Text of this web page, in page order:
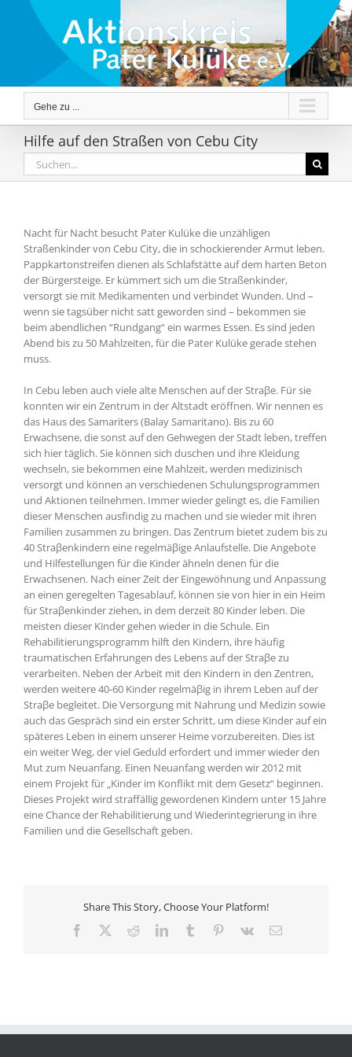
Gehe zu ...
Hilfe auf den Straßen von Cebu City
Suche
nach:
Nacht für Nacht besucht Pater Kulüke die unzähligen
Straßenkinder von Cebu City, die in schockierender Armut leben.
Pappkartonstreifen dienen als Schlafstätte auf dem harten Beton
der Bürgersteige. Er kümmert sich um die Straßenkinder,
versorgt sie mit Medikamenten und verbindet Wunden. Und –
wenn sie tagsüber nicht satt geworden sind – bekommen sie
beim abendlichen “Rundgang“ ein warmes Essen. Es sind jeden
Abend bis zu 50 Mahlzeiten, für die Pater Kulüke gerade stehen
muss.
In Cebu leben auch viele alte Menschen auf der Straβe. Für sie
konnten wir ein Zentrum in der Altstadt eröffnen. Wir nennen es
das Haus des Samariters (Balay Samaritano). Bis zu 60
Erwachsene, die sonst auf den Gehwegen der Stadt leben, treffen
sich hier täglich. Sie können sich duschen und ihre Kleidung
wechseln, sie bekommen eine Mahlzeit, werden medizinisch
versorgt und können an verschiedenen Schulungsprogrammen
und Aktionen teilnehmen. Immer wieder gelingt es, die Familien
dieser Menschen ausfindig zu machen und sie wieder mit ihren
Familien zusammen zu bringen. Das Zentrum bietet zudem bis zu
40 Straβenkindern eine regelmäβige Anlaufstelle. Die Angebote
und Hilfestellungen für die Kinder ähneln denen für die
Erwachsenen. Nach einer Zeit der Eingewöhnung und Anpassung
an einen geregelten Tagesablauf, können sie von hier in ein Heim
für Straβenkinder ziehen, in dem derzeit 80 Kinder leben. Die
meisten dieser Kinder gehen wieder in die Schule. Ein
Rehabilitierungsprogramm hilft den Kindern, ihre häufig
traumatischen Erfahrungen des Lebens auf der Straβe zu
verarbeiten. Neben der Arbeit mit den Kindern in den Zentren,
werden weitere 40-60 Kinder regelmäβig in ihrem Leben auf der
Straβe begleitet. Die Versorgung mit Nahrung und Medizin sowie
auch das Gespräch sind ein erster Schritt, um diese Kinder auf ein
späteres Leben in einem unserer Heime vorzubereiten. Dies ist
ein weiter Weg, der viel Geduld erfordert und immer wieder den
Mut zum Neuanfang. Einen Neuanfang werden wir 2012 mit
einem Projekt für „Kinder im Konflikt mit dem Gesetz“ beginnen.
Dieses Projekt wird straffällig gewordenen Kindern unter 15 Jahre
eine Chance der Rehabilitierung und Wiederintegrierung in ihre
Familien und die Gesellschaft geben.
Share This Story, Choose Your Platform!
Facebook RedditLinkedInTumblr Pinterest
Vk
E-